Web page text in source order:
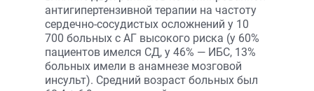
антигипертензивной терапии на частоту
сердечно-сосудистых осложнений у 10
700 больных с АГ высокого риска (у 60%
пациентов имелся СД, у 46% — ИБС, 13%
больных имели в анамнезе мозговой
инсульт). Средний возраст больных был